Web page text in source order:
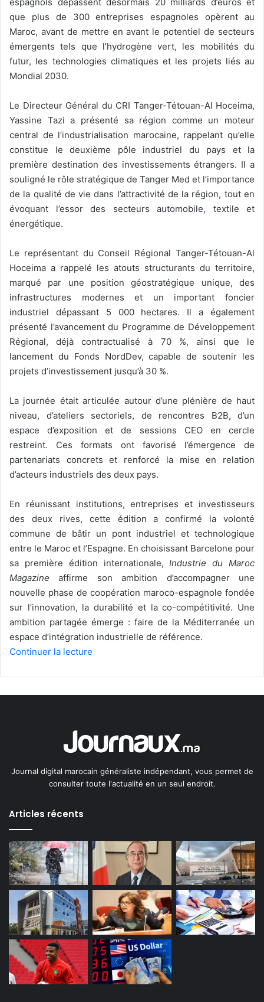
que plus de 300 entreprises espagnoles opèrent au
Maroc, avant de mettre en avant le potentiel de secteurs
émergents tels que l’hydrogène vert, les mobilités du
futur, les technologies climatiques et les projets liés au
Mondial 2030.
Le Directeur Général du CRI Tanger-Tétouan-Al Hoceima,
Yassine Tazi a présenté sa région comme un moteur
central de l’industrialisation marocaine, rappelant qu’elle
constitue le deuxième pôle industriel du pays et la
première destination des investissements étrangers. Il a
souligné le rôle stratégique de Tanger Med et l’importance
de la qualité de vie dans l’attractivité de la région, tout en
évoquant l’essor des secteurs automobile, textile et
énergétique.
Le représentant du Conseil Régional Tanger-Tétouan-Al
Hoceima a rappelé les atouts structurants du territoire,
marqué par une position géostratégique unique, des
infrastructures modernes et un important foncier
industriel dépassant 5 000 hectares. Il a également
présenté l’avancement du Programme de Développement
Régional, déjà contractualisé à 70 %, ainsi que le
lancement du Fonds NordDev, capable de soutenir les
projets d’investissement jusqu’à 30 %.
La journée était articulée autour d’une plénière de haut
niveau, d’ateliers sectoriels, de rencontres B2B, d’un
espace d’exposition et de sessions CEO en cercle
restreint. Ces formats ont favorisé l’émergence de
partenariats concrets et renforcé la mise en relation
d’acteurs industriels des deux pays.
En réunissant institutions, entreprises et investisseurs
des deux rives, cette édition a confirmé la volonté
commune de bâtir un pont industriel et technologique
entre le Maroc et l’Espagne. En choisissant Barcelone pour
sa première édition internationale,Industrie du Maroc
Magazine affirme son ambition d’accompagner une
nouvelle phase de coopération maroco-espagnole fondée
sur l’innovation, la durabilité et la co-compétitivité. Une
ambition partagée émerge : faire de la Méditerranée un
espace d’intégration industrielle de référence.
Continuer la lecture
Journal digital marocain généraliste indépendant, vous permet de
consulter toute l'actualité en un seul endroit.
Articles récents